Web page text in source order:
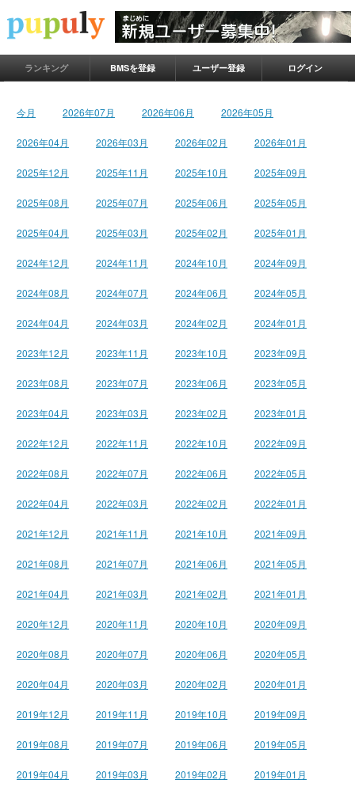
ランキング BMSを登録 ユーザー登録 ログイン
今月 2026年07月 2026年06月 2026年05月
2026年04月 2026年03月 2026年02月 2026年01月
2025年12月 2025年11月 2025年10月 2025年09月
2025年08月 2025年07月 2025年06月 2025年05月
2025年04月 2025年03月 2025年02月 2025年01月
2024年12月 2024年11月 2024年10月 2024年09月
2024年08月 2024年07月 2024年06月 2024年05月
2024年04月 2024年03月 2024年02月 2024年01月
2023年12月 2023年11月 2023年10月 2023年09月
2023年08月 2023年07月 2023年06月 2023年05月
2023年04月 2023年03月 2023年02月 2023年01月
2022年12月 2022年11月 2022年10月 2022年09月
2022年08月 2022年07月 2022年06月 2022年05月
2022年04月 2022年03月 2022年02月 2022年01月
2021年12月 2021年11月 2021年10月 2021年09月
2021年08月 2021年07月 2021年06月 2021年05月
2021年04月 2021年03月 2021年02月 2021年01月
2020年12月 2020年11月 2020年10月 2020年09月
2020年08月 2020年07月 2020年06月 2020年05月
2020年04月 2020年03月 2020年02月 2020年01月
2019年12月 2019年11月 2019年10月 2019年09月
2019年08月 2019年07月 2019年06月 2019年05月
2019年04月 2019年03月 2019年02月 2019年01月